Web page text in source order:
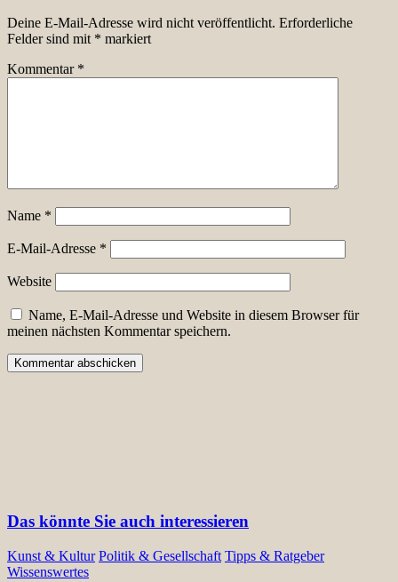
Deine E-Mail-Adresse wird nicht veröffentlicht. Erforderliche
Felder sind mit * markiert
Kommentar *
Name *
E-Mail-Adresse *
Website
Name, E-Mail-Adresse und Website in diesem Browser für
meinen nächsten Kommentar speichern.
Das könnte Sie auch interessieren
Kunst & Kultur Politik & Gesellschaft Tipps & Ratgeber
Wissenswertes